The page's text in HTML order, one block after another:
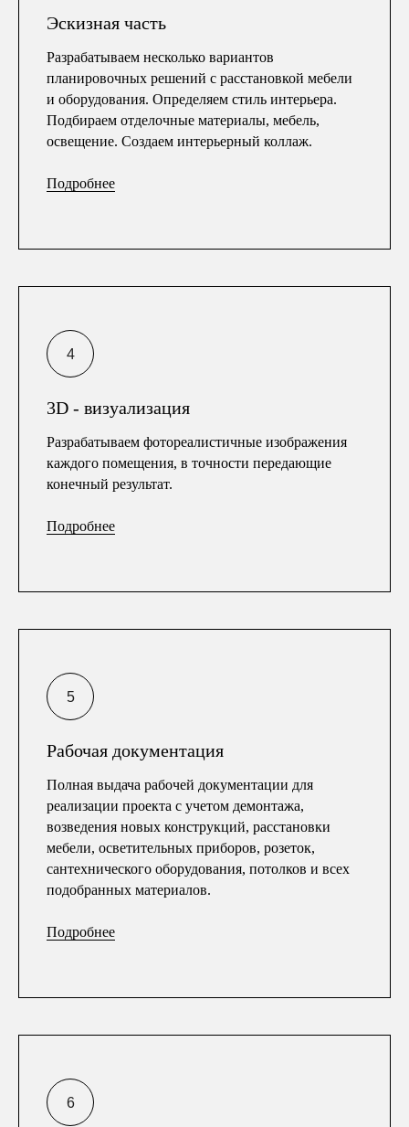
Эскизная часть
Разрабатываем несколько вариантов
планировочных решений с расстановкой мебели
и оборудования. Определяем стиль интерьера.
Подбираем отделочные материалы, мебель,
освещение. Создаем интерьерный коллаж.
Подробнее
3D - визуализация
Разрабатываем фотореалистичные изображения
каждого помещения, в точности передающие
конечный результат.
Подробнее
Рабочая документация
Полная выдача рабочей документации для
реализации проекта с учетом демонтажа,
возведения новых конструкций, расстановки
мебели, осветительных приборов, розеток,
сантехнического оборудования, потолков и всех
подобранных материалов.
Подробнее